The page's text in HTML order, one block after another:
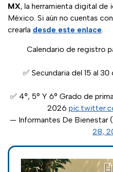
MX, la herramienta digital
México. Si aún no cuentas
crearla desde este enlace.
Calendario de registro
✅ Secundaria del 15 al
✅ 4°, 5° Y 6° Grado de
2026
— Informantes De Bienestar
28,